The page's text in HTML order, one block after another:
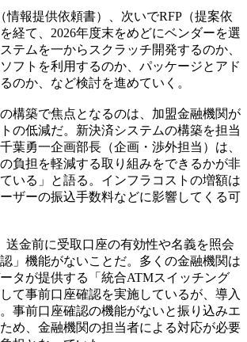
情報提供依頼書）、次いでRFP（提案依
経て、2026年度末をめどにベンダーを選
テムを一からスクラッチ開発するのか、
フトを利用するのか、パッケージとアド
のか、など検討を進めていく。
構築で焦点となるのは、加盟金融機関が
の低減だ。新決済システムの構築を担当
葉勇一企画部長（企画・渉外担当）は、
の負担を軽減する取り組みをできるかが非
いる」と語る。インフラコストの増額は
ザーの振込手数料などに影響してくる可
金前に受取口座の有効性や名義を照会
」機能がないことだ。多くの金融機関は
タが提供する「統合ATMスイッチング
て事前口座確認を実施しているが、導入
事前口座確認の機能がないと振り込みエ
め、金融機関の担当者による対応が必要